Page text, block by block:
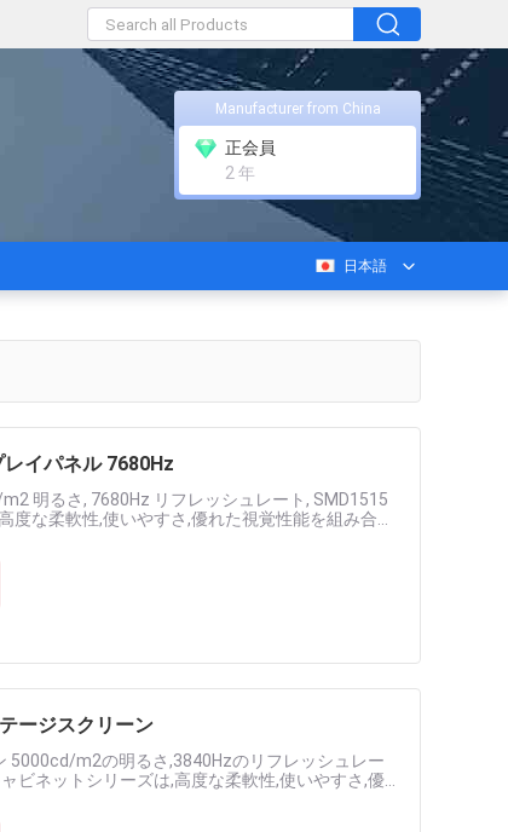
Manufacturer from China
正会員
2 年
日本語
イパネル 7680Hz
明るさ, 7680Hz リフレッシュレート, SMD1515
度な柔軟性,使いやすさ,優れた視覚性能を組み合わ
ージスクリーン
5000cd/m2の明るさ,3840Hzのリフレッシュレー
ビネットシリーズは,高度な柔軟性,使いやすさ,優